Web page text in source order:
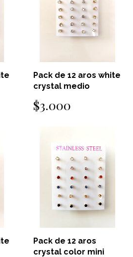
Pack de 12 aros white
crystal medio
$3.000
Pack de 12 aros
crystal color mini